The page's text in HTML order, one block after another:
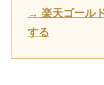
→ 楽天ゴール
する